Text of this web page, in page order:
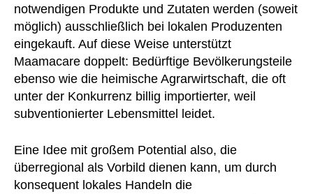
notwendigen Produkte und Zutaten werden (soweit
möglich) ausschließlich bei lokalen Produzenten
eingekauft. Auf diese Weise unterstützt
Maamacare doppelt: Bedürftige Bevölkerungsteile
ebenso wie die heimische Agrarwirtschaft, die oft
unter der Konkurrenz billig importierter, weil
subventionierter Lebensmittel leidet.
Eine Idee mit großem Potential also, die
überregional als Vorbild dienen kann, um durch
konsequent lokales Handeln die